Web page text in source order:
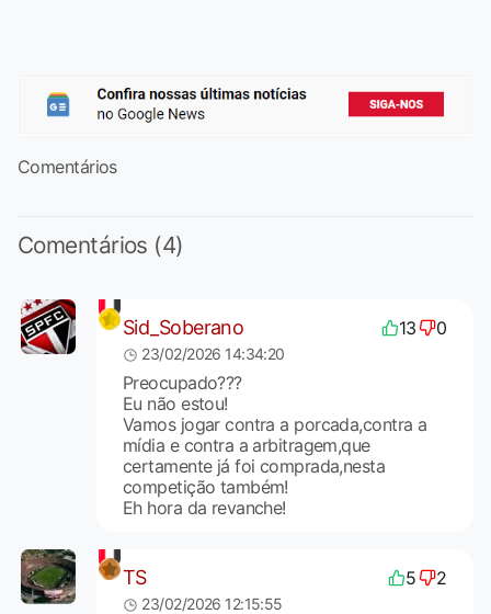
Comentários
Comentários (4)
Sid_Soberano 13 0
23/02/2026 14:34:20
Preocupado???
Eu não estou!
Vamos jogar contra a porcada,contra a
mídia e contra a arbitragem,que
certamente já foi comprada,nesta
competição também!
Eh hora da revanche!
TS 5 2
23/02/2026 12:15:55